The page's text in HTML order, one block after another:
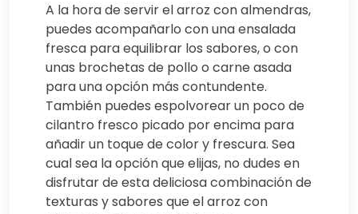
A la hora de servir el arroz con almendras,
puedes acompañarlo con una ensalada
fresca para equilibrar los sabores, o con
unas brochetas de pollo o carne asada
para una opción más contundente.
También puedes espolvorear un poco de
cilantro fresco picado por encima para
añadir un toque de color y frescura. Sea
cual sea la opción que elijas, no dudes en
disfrutar de esta deliciosa combinación de
texturas y sabores que el arroz con